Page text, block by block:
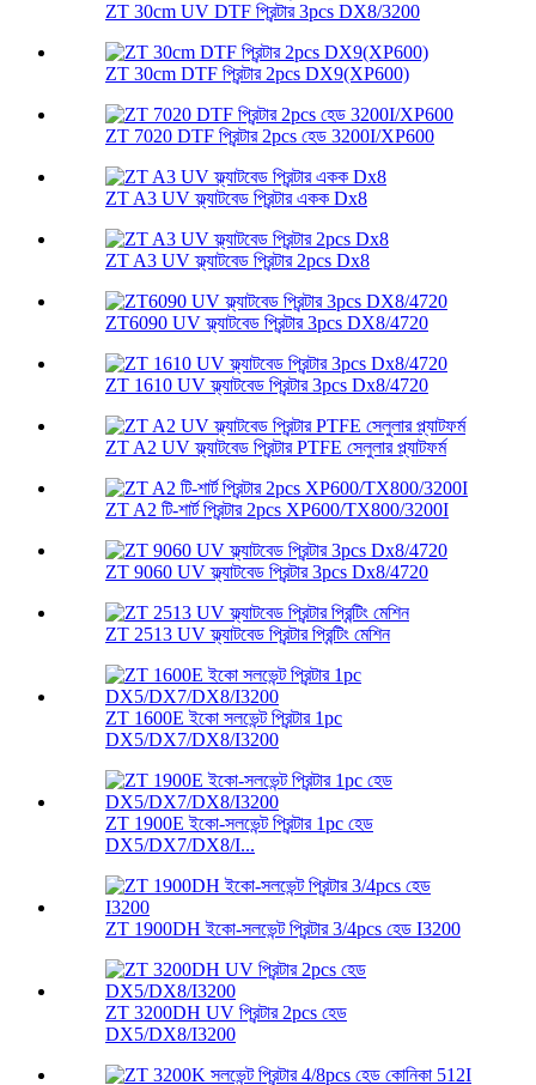
ZT 30cm UV DTF প্রিন্টার 3pcs DX8/3200
ZT 30cm DTF প্রিন্টার 2pcs DX9(XP600)
ZT 7020 DTF প্রিন্টার 2pcs হেড 3200I/XP600
ZT A3 UV ফ্ল্যাটবেড প্রিন্টার একক Dx8
ZT A3 UV ফ্ল্যাটবেড প্রিন্টার 2pcs Dx8
ZT6090 UV ফ্ল্যাটবেড প্রিন্টার 3pcs DX8/4720
ZT 1610 UV ফ্ল্যাটবেড প্রিন্টার 3pcs Dx8/4720
ZT A2 UV ফ্ল্যাটবেড প্রিন্টার PTFE সেলুলার প্ল্যাটফর্ম
ZT A2 টি-শার্ট প্রিন্টার 2pcs XP600/TX800/3200I
ZT 9060 UV ফ্ল্যাটবেড প্রিন্টার 3pcs Dx8/4720
ZT 2513 UV ফ্ল্যাটবেড প্রিন্টার প্রিন্টিং মেশিন
ZT 1600E ইকো সলভেন্ট প্রিন্টার 1pc
DX5/DX7/DX8/I3200
ZT 1900E ইকো-সলভেন্ট প্রিন্টার 1pc হেড
DX5/DX7/DX8/I...
ZT 1900DH ইকো-সলভেন্ট প্রিন্টার 3/4pcs হেড I3200
ZT 3200DH UV প্রিন্টার 2pcs হেড
DX5/DX8/I3200